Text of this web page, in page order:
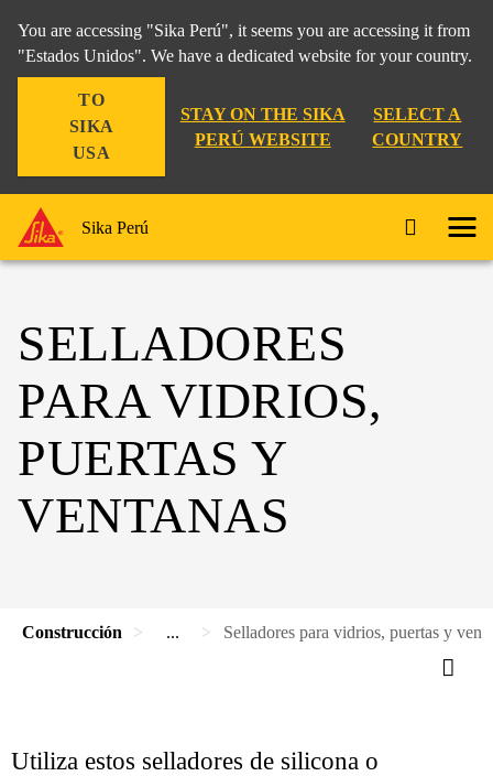
You are accessing "Sika Perú", it seems you are accessing it from
"Estados Unidos". We have a dedicated website for your country.
TO
SIKA
USA
STAY ON THE SIKA
PERÚ WEBSITE
SELECT A
COUNTRY
Sika Perú
SELLADORES
PARA VIDRIOS,
PUERTAS Y
VENTANAS
Construcción ... Selladores para vidrios, puertas y
Utiliza estos selladores de silicona o